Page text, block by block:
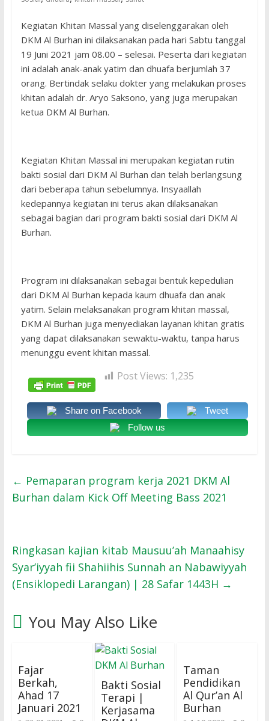
Kegiatan Khitan Massal yang diselenggarakan oleh
DKM Al Burhan ini dilaksanakan pada hari Sabtu tanggal
19 Juni 2021 jam 08.00 – selesai. Peserta dari kegiatan
ini adalah anak-anak yatim dan dhuafa berjumlah 37
orang. Bertindak selaku dokter yang melakukan proses
khitan adalah dr. Aryo Saksono, yang juga merupakan
ketua DKM Al Burhan.
Kegiatan Khitan Massal ini merupakan kegiatan rutin
bakti sosial dari DKM Al Burhan dan telah berlangsung
dari beberapa tahun sebelumnya. Insyaallah
kedepannya kegiatan ini terus akan dilaksanakan
sebagai bagian dari program bakti sosial dari DKM Al
Burhan.
Program ini dilaksanakan sebagai bentuk kepedulian
dari DKM Al Burhan kepada kaum dhuafa dan anak
yatim. Selain melaksanakan program khitan massal,
DKM Al Burhan juga menyediakan layanan khitan gratis
yang dapat dilaksanakan sewaktu-waktu, tanpa harus
menunggu event khitan massal.
Share on Facebook
Tweet
Follow us
Post Views: 1,235
← Pemaparan program kerja 2021 DKM Al
Burhan dalam Kick Off Meeting Bass 2021
Ringkasan kajian kitab Mausuu’ah Manaahisy
Syar’iyyah fii Shahiihis Sunnah an Nabawiyyah
(Ensiklopedi Larangan) | 28 Safar 1443H →
You May Also Like
Fajar
Berkah,
Ahad 17
Januari 2021
Bakti Sosial
Terapi |
Kerjasama
Taman
Pendidikan
Al Qur’an Al
Burhan